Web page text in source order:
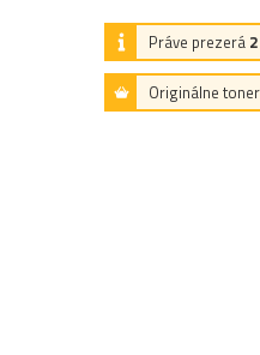
Práve prezerá
Originálne